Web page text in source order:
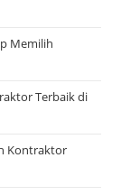
Memilih
Terbaik di
Kontraktor